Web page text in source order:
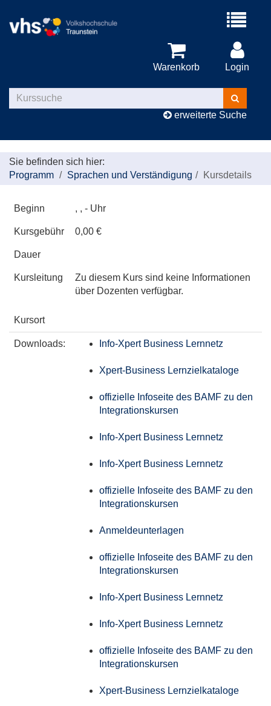
Menü
Warenkorb Login
Kurse
suchen
erweiterte Suche
Sie befinden sich hier:
Programm
Sprachen und Verständigung Kursdetails
Beginn , , - Uhr
Kursgebühr 0,00 €
Dauer
Kursleitung
Zu diesem Kurs sind keine Informationen
über Dozenten verfügbar.
Kursort
Downloads: Info-Xpert Business Lernnetz
Xpert-Business Lernzielkataloge
offizielle Infoseite des BAMF zu den
Integrationskursen
Info-Xpert Business Lernnetz
Info-Xpert Business Lernnetz
offizielle Infoseite des BAMF zu den
Integrationskursen
Anmeldeunterlagen
offizielle Infoseite des BAMF zu den
Integrationskursen
Info-Xpert Business Lernnetz
Info-Xpert Business Lernnetz
offizielle Infoseite des BAMF zu den
Integrationskursen
Xpert-Business Lernzielkataloge